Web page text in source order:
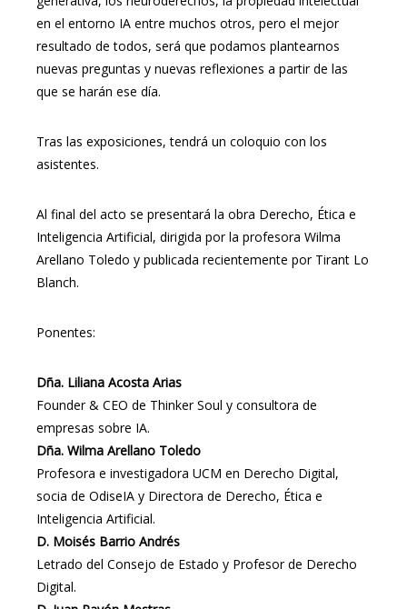
en el entorno IA entre muchos otros, pero el mejor
resultado de todos, será que podamos plantearnos
nuevas preguntas y nuevas reflexiones a partir de las
que se harán ese día.
Tras las exposiciones, tendrá un coloquio con los
asistentes.
Al final del acto se presentará la obra Derecho, Ética e
Inteligencia Artificial, dirigida por la profesora Wilma
Arellano Toledo y publicada recientemente por Tirant Lo
Blanch.
Ponentes:
Dña. Liliana Acosta Arias
Founder & CEO de Thinker Soul y consultora de
empresas sobre IA.
Dña. Wilma Arellano Toledo
Profesora e investigadora UCM en Derecho Digital,
socia de OdiseIA y Directora de Derecho, Ética e
Inteligencia Artificial.
D. Moisés Barrio Andrés
Letrado del Consejo de Estado y Profesor de Derecho
Digital.